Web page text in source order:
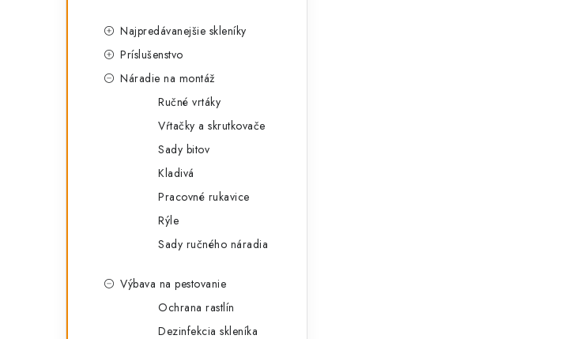
Najpredávanejšie skleníky
Príslušenstvo
Náradie na montáž
Ručné vrtáky
Vŕtačky a skrutkovače
Sady bitov
Kladivá
Pracovné rukavice
Rýle
Sady ručného náradia
Výbava na pestovanie
Ochrana rastlín
Dezinfekcia skleníka